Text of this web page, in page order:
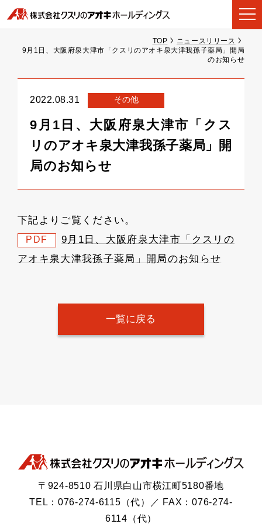
TOP
ニュースリリース
9月1日、大阪府泉大津市「クスリのアオキ泉大津我孫子薬局」開局
のお知らせ
2022.08.31 その他
9月1日、大阪府泉大津市「クス
リのアオキ泉大津我孫子薬局」開
局のお知らせ
下記よりご覧ください。
PDF
9月1日、大阪府泉大津市「クスリの
アオキ泉大津我孫子薬局」開局のお知らせ
一覧に戻る
〒924-8510 石川県白山市横江町5180番地
TEL：076-274-6115（代）／ FAX：076-274-
6114（代）